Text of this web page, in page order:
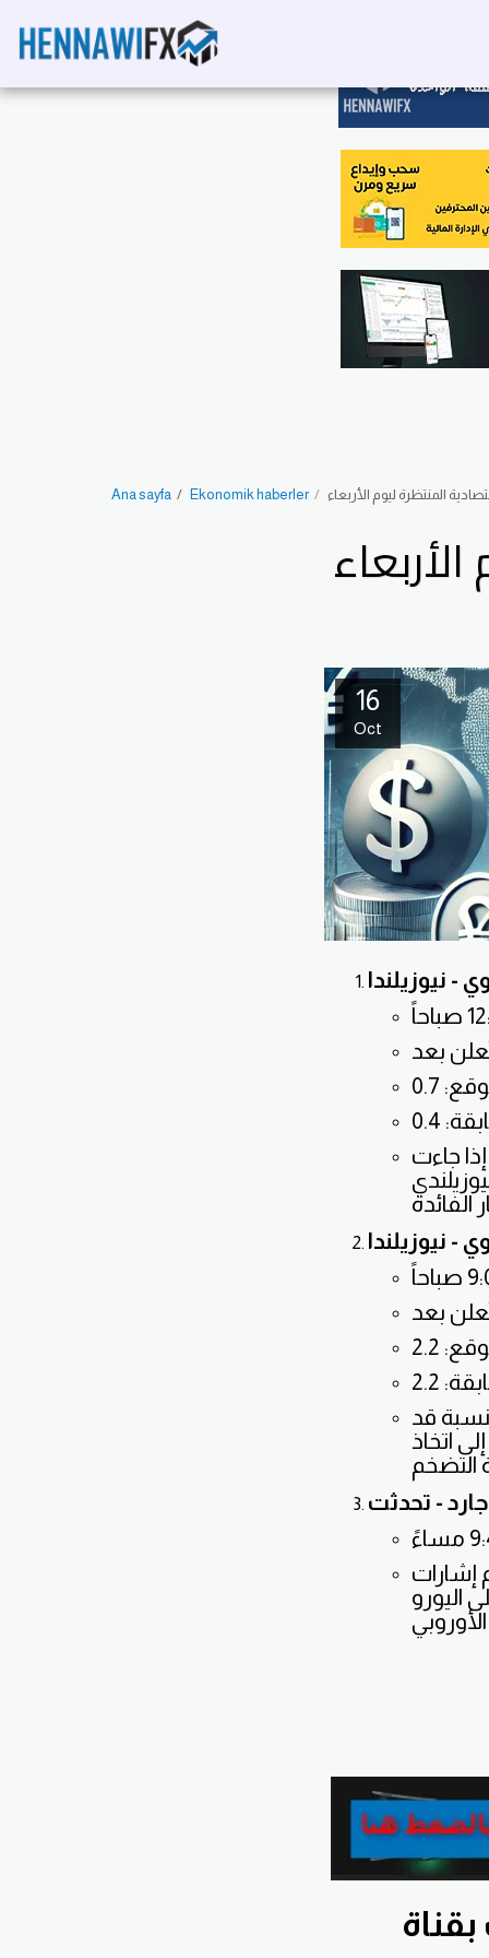
Ana sayfa Ekonomik haberler المنتظرة ليوم الأربعاء
16
Oct
نيوزيلندا
جاءت
نيوزيلندا
قد
اتخاذ
- تحدثت
إشارات
اليورو